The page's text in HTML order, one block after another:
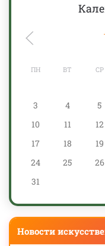
ПН ВТ СР
3
4 5
10
11 12
17
18 19
24
25 26
31
Новости